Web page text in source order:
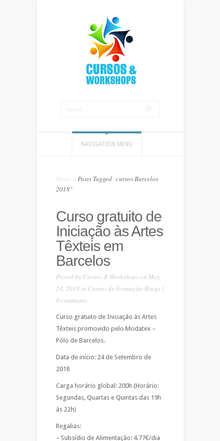
NAVIGATION MENU
Home Posts Tagged cursos Barcelos
2018"
Curso gratuito de
Iniciação às Artes
Têxteis em
Barcelos
Posted by Cursos & Workshopson May
24, 2018 in Cursos de Formação Braga |
0 comments
Curso gratuito de Iniciação às Artes
Têxteis promovido pelo Modatex –
Pólo de Barcelos.
Data de início: 24 de Setembro de
2018
Carga horário global: 200h (Horário:
Segundas, Quartas e Quintas das 19h
às 22h)
Regalias:
– Subsídio de Alimentação: 4.77€/dia